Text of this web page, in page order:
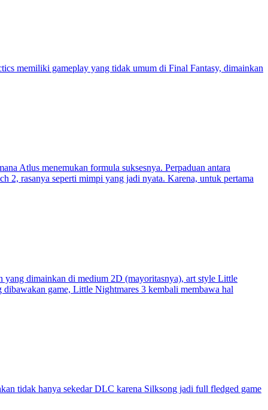
memiliki gameplay yang tidak umum di Final Fantasy, dimainkan
Atlus menemukan formula suksesnya. Perpaduan antara
2, rasanya seperti mimpi yang jadi nyata. Karena, untuk pertama
yang dimainkan di medium 2D (mayoritasnya), art style Little
game, Little Nightmares 3 kembali membawa hal
tidak hanya sekedar DLC karena Silksong jadi full fledged game